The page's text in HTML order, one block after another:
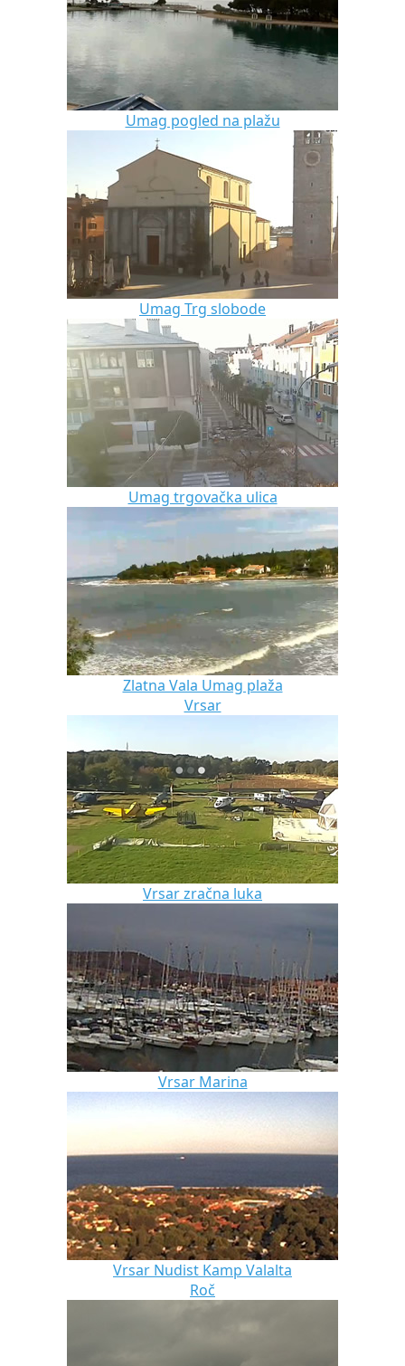
Umag pogled na plažu
Umag Trg slobode
Umag trgovačka ulica
Zlatna Vala Umag plaža
Vrsar
Vrsar zračna luka
Vrsar Marina
Vrsar Nudist Kamp Valalta
Roč